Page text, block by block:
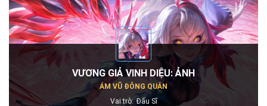
VƯƠNG GIẢ VINH DIỆU: ẢNH
ÁM VŨ ĐÔNG QUÂN
Vai trò: Đấu Sĩ